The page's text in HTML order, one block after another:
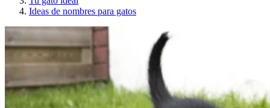
Ideas de nombres para gatos